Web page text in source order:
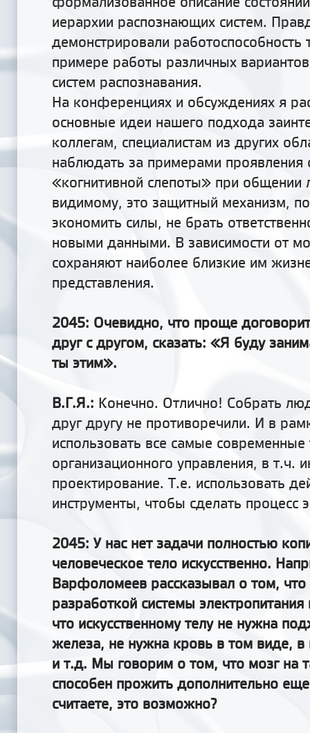
иерархии распознающих систем.
демонстрировали работоспособность
примере работы различных
систем распознавания.
На конференциях и обсуждениях я
основные идеи нашего подхода
коллегам, специалистам из других
наблюдать за примерами
«когнитивной слепоты» при
видимому, это защитный механизм,
экономить силы, не брать
новыми данными. В зависимости от
сохраняют наиболее близкие им
представления.
2045: Очевидно, что проще
друг с другом, сказать: «Я буду
ты этим».
В.Г.Я.: Конечно. Отлично! Собрать
друг другу не противоречили. И в
использовать все самые современные
организационного управления, в т.ч.
проектирование. Т.е. использовать
инструменты, чтобы сделать
2045: У нас нет задачи полностью
человеческое тело искусственно.
Варфоломеев рассказывал о том, что
разработкой системы
что искусственному телу не нужна
железа, не нужна кровь в том виде, в
и т.д. Мы говорим о том, что мозг на
способен прожить дополнительно
считаете, это возможно?